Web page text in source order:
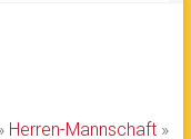
Herren-Mannschaft »